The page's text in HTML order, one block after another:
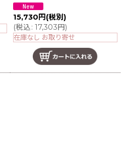
15,730 円 (税別)
(税込: 17,303円)
在庫なし お取り寄せ